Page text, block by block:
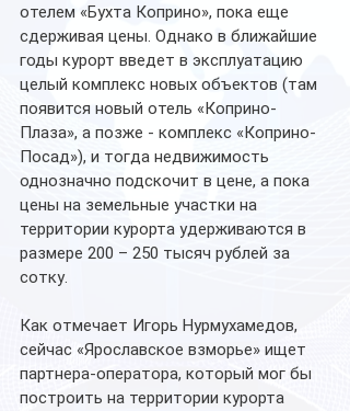
отелем «Бухта Коприно», пока еще
сдерживая цены. Однако в ближайшие
годы курорт введет в эксплуатацию
целый комплекс новых объектов (там
появится новый отель «Коприно-
Плаза», а позже - комплекс «Коприно-
Посад»), и тогда недвижимость
однозначно подскочит в цене, а пока
цены на земельные участки на
территории курорта удерживаются в
размере 200 – 250 тысяч рублей за
сотку.
Как отмечает Игорь Нурмухамедов,
сейчас «Ярославское взморье» ищет
партнера-оператора, который мог бы
построить на территории курорта